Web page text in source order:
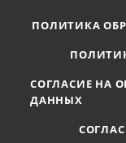
ПОЛИТИКА
СОГЛАСИЕ НА
ДАННЫХ